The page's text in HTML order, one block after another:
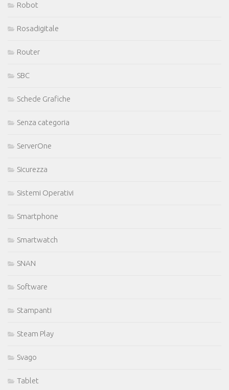
Robot
Rosadigitale
Router
SBC
Schede Grafiche
Senza categoria
ServerOne
Sicurezza
Sistemi Operativi
Smartphone
Smartwatch
SNAN
Software
Stampanti
Steam Play
Svago
Tablet